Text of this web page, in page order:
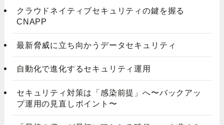
クラウドネイティブセキュリティの鍵を握る
CNAPP
最新脅威に立ち向かうデータセキュリティ
自動化で進化するセキュリティ運用
セキュリティ対策は「感染前提」へ〜バックアッ
プ運用の見直しポイント〜